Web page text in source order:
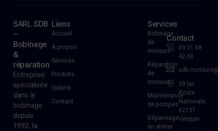
SARL SDB
–
Bobinage
&
réparation
Entreprise
spécialisée
dans le
bobinage
depuis
1992, la
Liens
Accueil
À propos
Services
Produits
Galerie
Contact
Services
Bobinage
de
moteurs
Réparation
de
moteurs
Maintenance
de pompes
Dépannage
en atelier
Contact
03 21 68
42 00
39 ter
Route
Nationale,
62131
Verquin